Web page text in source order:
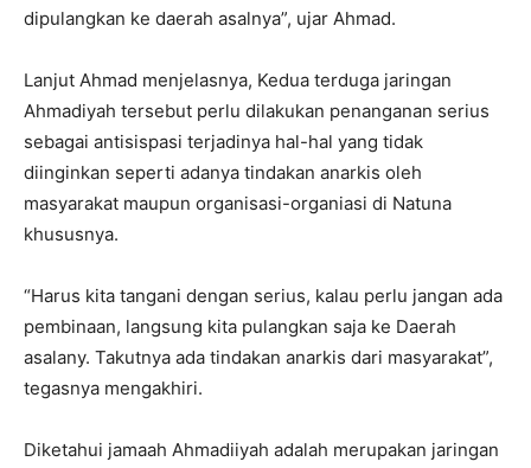
dipulangkan ke daerah asalnya”, ujar Ahmad.
Lanjut Ahmad menjelasnya, Kedua terduga jaringan
Ahmadiyah tersebut perlu dilakukan penanganan serius
sebagai antisispasi terjadinya hal-hal yang tidak
diinginkan seperti adanya tindakan anarkis oleh
masyarakat maupun organisasi-organiasi di Natuna
khususnya.
“Harus kita tangani dengan serius, kalau perlu jangan ada
pembinaan, langsung kita pulangkan saja ke Daerah
asalany. Takutnya ada tindakan anarkis dari masyarakat”,
tegasnya mengakhiri.
Diketahui jamaah Ahmadiiyah adalah merupakan jaringan